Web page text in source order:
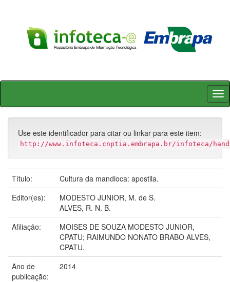
Skip
Use este identificador para citar ou linkar para este item:
http://www.infoteca.cnptia.embrapa.br/infoteca/
Título:
Cultura da mandioca: apostila.
Editor(es):
MODESTO JUNIOR, M. de S.
ALVES, R. N. B.
Afiliação:
MOISES DE SOUZA MODESTO JUNIOR,
CPATU; RAIMUNDO NONATO BRABO ALVES,
CPATU.
Ano de
publicação:
2014